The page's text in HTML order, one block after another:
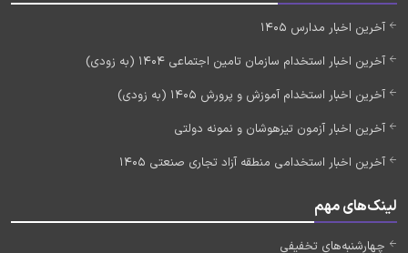
آخرین اخبار مدارس 1405
آخرین اخبار استخدام سازمان تامین اجتماعی 1404 (به زودی)
آخرین اخبار استخدام آموزش و پرورش 1405 (به زودی)
آخرین اخبار آزمون تیزهوشان و نمونه دولتی
آخرین اخبار استخدامی منطقه آزاد تجاری صنعتی 1405
لینک‌های مهم
چهارشنبه‌های تخفیفی